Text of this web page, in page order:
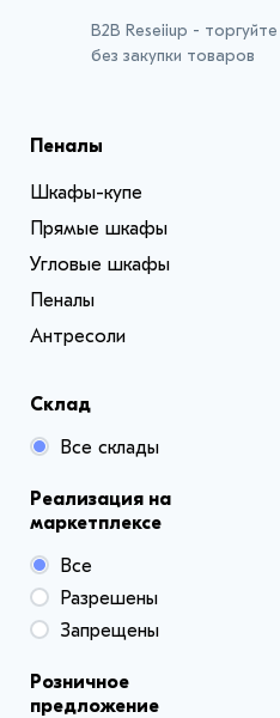
B2B Reseiiup -
без закупки товаров
Пеналы
Шкафы-купе
Прямые шкафы
Угловые шкафы
Пеналы
Антресоли
Склад
Все склады
Реализация на
маркетплексе
Все
Разрешены
Запрещены
Розничное
предложение